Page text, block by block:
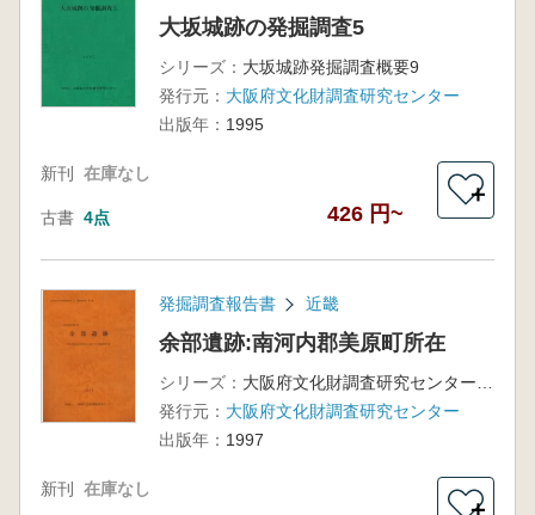
大坂城跡の発掘調査5
シリーズ： 大坂城跡発掘調査概要9
発行元： 大阪府文化財調査研究センター
出版年： 1995
新刊 在庫なし
古書 4点 426 円~
＋
発掘調査報告書 近畿
余部遺跡:南河内郡美原町所在
シリーズ：
発行元： 大阪府文化財調査研究センター
出版年： 1997
新刊 在庫なし
＋